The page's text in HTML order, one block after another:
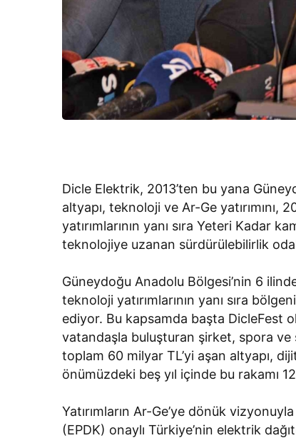
Dicle Elektrik, 2013’ten bu yana
altyapı, teknoloji ve Ar-Ge yatırımını,
yatırımlarının yanı sıra Yeteri Kadar
teknolojiye uzanan sürdürülebilirlik
Güneydoğu Anadolu Bölgesi’nin 6
teknoloji yatırımlarının yanı sıra
ediyor. Bu kapsamda başta DicleFest
vatandaşla buluşturan şirket, spora ve
toplam 60 milyar TL’yi aşan altyapı,
önümüzdeki beş yıl içinde bu rakamı
Yatırımların Ar-Ge’ye dönük
(EPDK) onaylı Türkiye’nin elektrik